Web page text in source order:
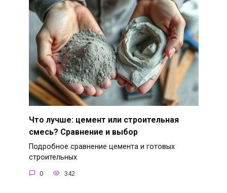
Что лучше: цемент или строительная
смесь? Сравнение и выбор
Подробное сравнение цемента и готовых
строительных
0 342